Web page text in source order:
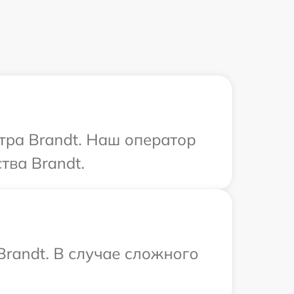
Brandt. Наш оператор
Brandt.
В случае сложного